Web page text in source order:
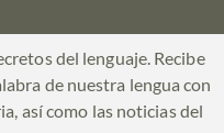
del lenguaje. Recibe
de nuestra lengua con
así como las noticias del